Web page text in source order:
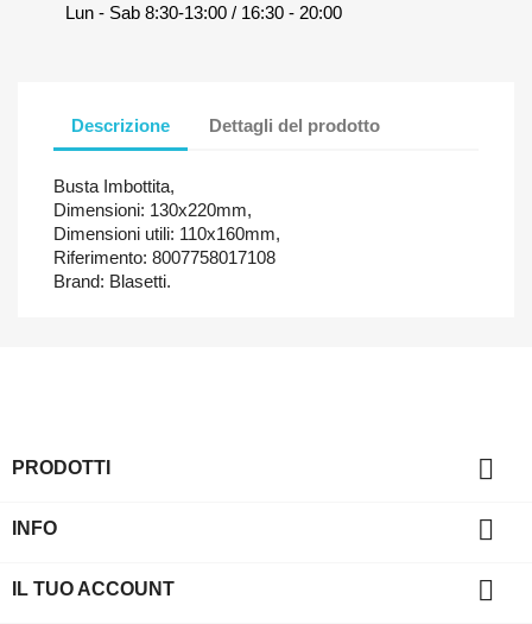
Lun - Sab 8:30-13:00 / 16:30 - 20:00
Descrizione Dettagli del prodotto
Busta Imbottita,
Dimensioni: 130x220mm,
Dimensioni utili: 110x160mm,
Riferimento: 8007758017108
Brand: Blasetti.
PRODOTTI 
INFO 
IL TUO ACCOUNT 